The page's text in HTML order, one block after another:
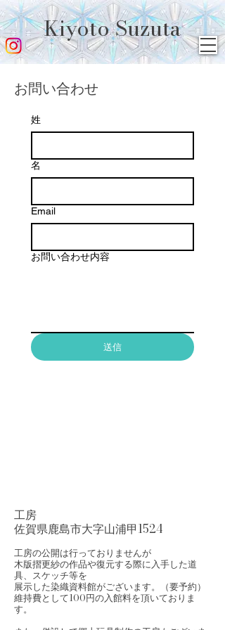
Kiyoto Suzuta
お問い合わせ
姓
名
Email
お問い合わせ内容
送信
工房
佐賀県鹿島市大字山浦甲1524
工房の公開は行っておりませんが
​木版摺更紗の作品や復元する際に入手した道
具、スケッチ等を
展示した染織資料館がございます。（要予約）
維持費として100円の入館料を頂いておりま
す。